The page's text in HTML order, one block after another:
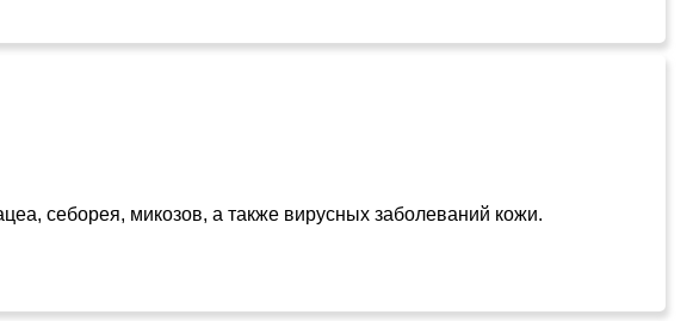
себорея, микозов, а также вирусных заболеваний кожи.